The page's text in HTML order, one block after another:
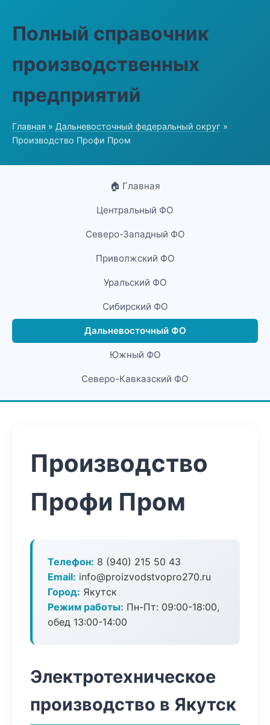
Полный справочник
производственных
предприятий
Главная » Дальневосточный федеральный округ »
Производство Профи Пром
🏠 Главная
Центральный ФО
Северо-Западный ФО
Приволжский ФО
Уральский ФО
Сибирский ФО
Дальневосточный ФО
Южный ФО
Северо-Кавказский ФО
Производство
Профи Пром
Телефон: 8 (940) 215 50 43
Email: info@proizvodstvopro270.ru
Город: Якутск
Режим работы: Пн-Пт: 09:00-18:00,
обед 13:00-14:00
Электротехническое
производство в Якутск